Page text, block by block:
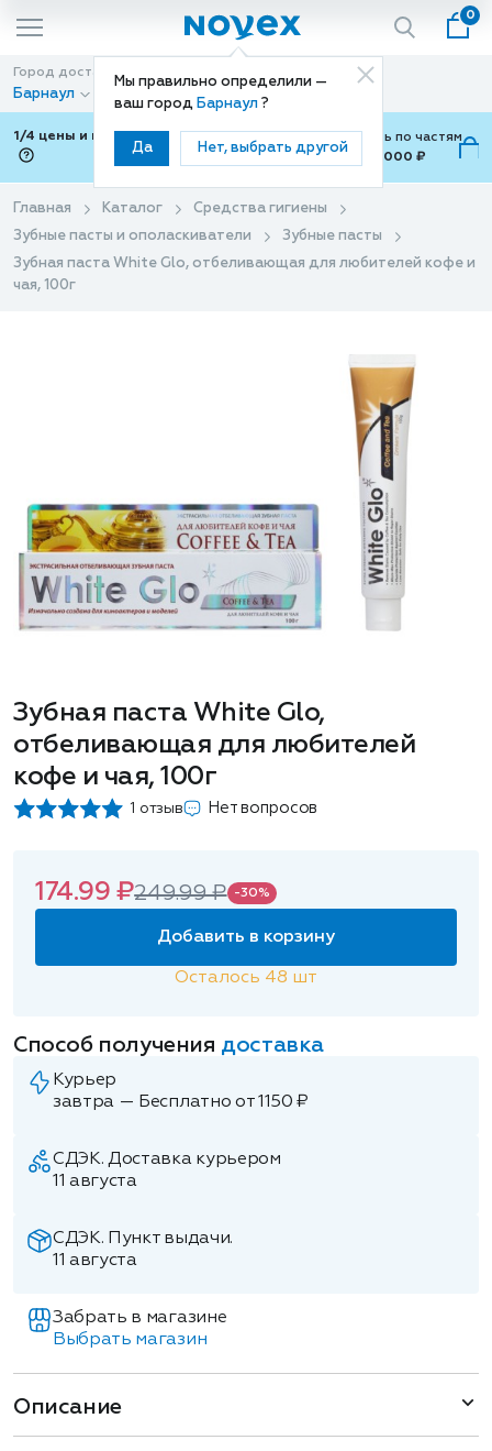
Мы правильно определили —
ваш город Барнаул ?
Да Нет, выбрать другой
0
Город доставки
Барнаул
Способ доставки
Доставка
1/4 цены и покупки ваши с Подели
Можно оплатить по частям
от 700 ₽ до 15,000 ₽
Главная Каталог
Средства гигиены
Зубные пасты и ополаскиватели
Зубные пасты
Зубная паста White Glo, отбеливающая для любителей кофе и
чая, 100г
Зубная паста White Glo,
отбеливающая для любителей
кофе и чая, 100г
1 отзыв Нет вопросов
174.99 ₽249.99 ₽ -30%
Добавить в корзину
Осталось 48 шт
Способ получения доставка
Курьер
завтра — Бесплатно от 1150 ₽
СДЭК. Доставка курьером
11 августа
СДЭК. Пункт выдачи.
11 августа
Забрать в магазине
Выбрать магазин
Описание